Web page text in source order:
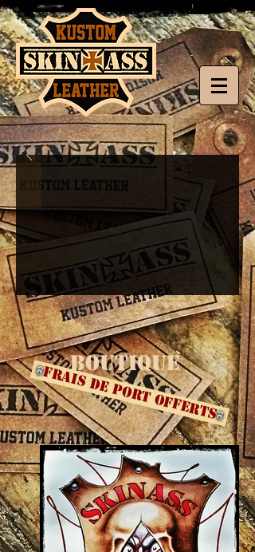
BOUTIQUE
Frais de port OFFERTS